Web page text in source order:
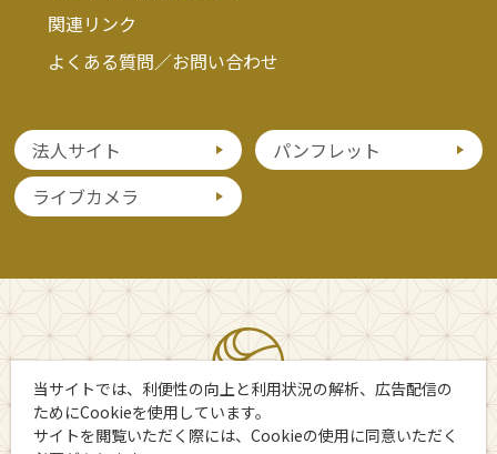
関連リンク
よくある質問／お問い合わせ
法人サイト
パンフレット
ライブカメラ
当サイトでは、利便性の向上と利用状況の解析、広告配信の
ためにCookieを使用しています。
サイトを閲覧いただく際には、Cookieの使用に同意いただく